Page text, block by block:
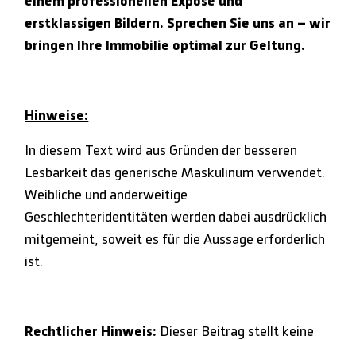
erstklassigen Bildern. Sprechen Sie uns an – wir
bringen Ihre Immobilie optimal zur Geltung.
Hinweise:
In diesem Text wird aus Gründen der besseren
Lesbarkeit das generische Maskulinum verwendet.
Weibliche und anderweitige
Geschlechteridentitäten werden dabei ausdrücklich
mitgemeint, soweit es für die Aussage erforderlich
ist.
Rechtlicher Hinweis: Dieser Beitrag stellt keine